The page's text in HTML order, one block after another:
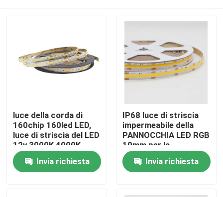
Casa
Prodotti
luce della corda di
160chip 160led LED,
luce di striscia del LED
12v 3000K 4000K
Invia richiesta
IP68 luce di striscia
impermeabile della
PANNOCCHIA LED RGB
10mm per la
decorazione di festival
Invia richiesta